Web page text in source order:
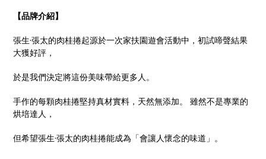
【品牌介紹】
張生·張太的肉桂捲起源於一次家扶園遊會活動中，初試啼聲結果
大獲好評，
於是我們決定將這份美味帶給更多人。
手作的每顆肉桂捲堅持真材實料，天然無添加。 雖然不是專業的
烘培達人，
但希望張生·張太的肉桂捲能成為「會讓人懷念的味道」。